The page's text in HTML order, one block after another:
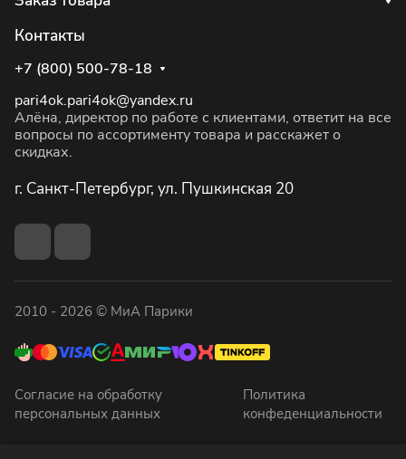
Контакты
+7 (800) 500-78-18
pari4ok.pari4ok@yandex.ru
Алёна, директор по работе с клиентами, ответит на все
вопросы по ассортименту товара и расскажет о
скидках.
г. Санкт-Петербург, ул. Пушкинская 20
2010 - 2026 © МиА Парики
Согласие на обработку
персональных данных
Политика
конфеденциальности